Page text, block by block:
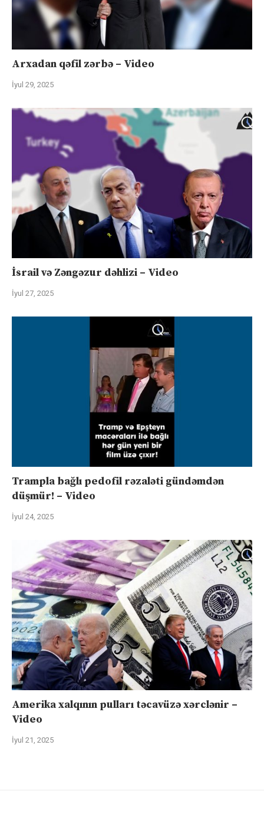
Arxadan qəfil zərbə – Video
İyul 29, 2025
İsrail və Zəngəzur dəhlizi – Video
İyul 27, 2025
Trampla bağlı pedofil rəzaləti gündəmdən
düşmür! – Video
İyul 24, 2025
Amerika xalqının pulları təcavüzə xərclənir –
Video
İyul 21, 2025